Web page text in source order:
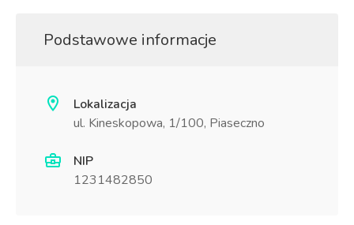
Podstawowe informacje
Lokalizacja
ul. Kineskopowa, 1/100, Piaseczno
NIP
1231482850